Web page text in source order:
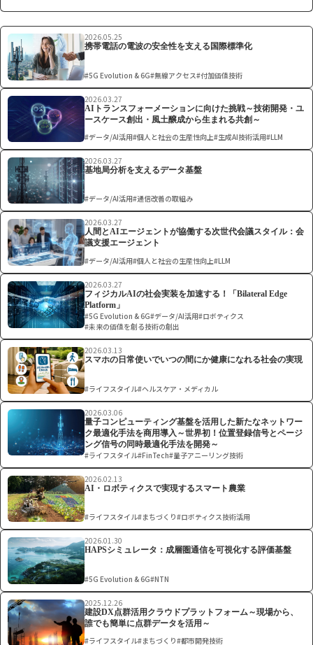
2026.05.25
携帯電話の電波の安全性を支える国際標準化
#5G Evolution & 6G#無線アクセス#付加価値技術
2026.03.27
AIトランスフォーメーションに向けた挑戦～技術開発・ユ
ースケース創出・風土醸成から生まれる共創～
#データ/AI活用#個人と社会の生産性向上#生成AI技術活用#LLM
2026.03.27
基地局分析を支えるデータ基盤
#データ/AI活用#通信改善の取組み
2026.03.27
人間とAIエージェントが協働する次世代会議スタイル：会
議支援エージェント
#データ/AI活用#個人と社会の生産性向上#LLM
2026.03.27
フィジカルAIの社会実装を加速する！「Bilateral Edge
Platform」
#5G Evolution & 6G#データ/AI活用#ロボティクス
#未来の価値を創る技術の創出
2026.03.13
スマホの日常使いでいつの間にか健康になれる社会の実現
#ライフスタイル#ヘルスケア・メディカル
2026.03.06
量子コンピューティング基盤を活用した新たなネットワー
ク最適化手法を商用導入～世界初！位置登録信号とページ
ング信号の同時最適化手法を開発～
#ライフスタイル#FinTech#量子アニーリング技術
2026.02.13
AI・ロボティクスで実現するスマート農業
#ライフスタイル#まちづくり#ロボティクス技術活用
2026.01.30
HAPSシミュレータ：成層圏通信を可視化する評価基盤
#5G Evolution & 6G#NTN
2025.12.26
建設DX点群活用クラウドプラットフォーム～現場から、
誰でも簡単に点群データを活用～
#ライフスタイル#まちづくり#都市開発技術